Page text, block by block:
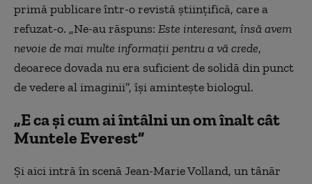
primă publicare într-o revistă ştiinţifică, care a
refuzat-o. „Ne-au răspuns: Este interesant, însă avem
nevoie de mai multe informaţii pentru a vă crede,
deoarece dovada nu era suficient de solidă din punct
de vedere al imaginii”, îşi aminteşte biologul.
„E ca şi cum ai întâlni un om înalt cât
Muntele Everest”
Şi aici intră în scenă Jean-Marie Volland, un tânăr